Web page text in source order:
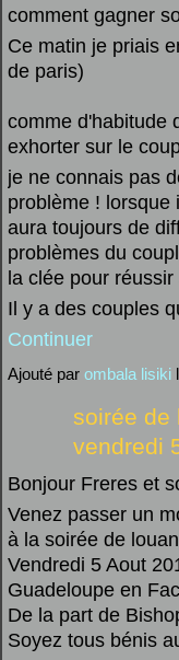
comment gagner
Ce matin je priais
de paris)
comme d'habitude
exhorter sur le
je ne connais pas
problème ! lorsque
aura toujours de
problèmes du
la clée pour
Il y a des couples
Continuer
Ajouté par ombala lisiki
soirée de
vendredi
Bonjour Freres et
Venez passer un
à la soirée de
Vendredi 5 Aout
Guadeloupe en
De la part de
Soyez tous bénis